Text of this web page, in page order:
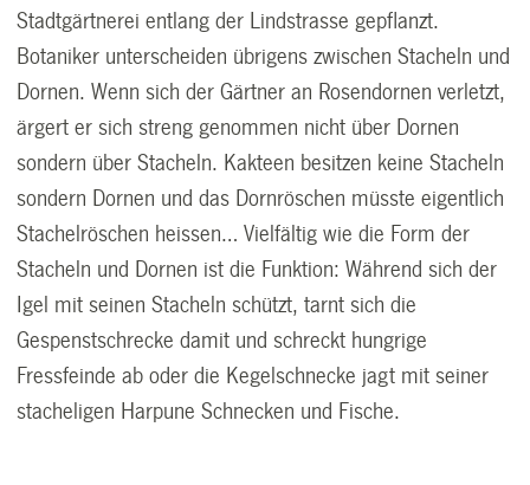
Stadtgärtnerei entlang der Lindstrasse gepflanzt.
Botaniker unterscheiden übrigens zwischen Stacheln und
Dornen. Wenn sich der Gärtner an Rosendornen verletzt,
ärgert er sich streng genommen nicht über Dornen
sondern über Stacheln. Kakteen besitzen keine Stacheln
sondern Dornen und das Dornröschen müsste eigentlich
Stachelröschen heissen… Vielfältig wie die Form der
Stacheln und Dornen ist die Funktion: Während sich der
Igel mit seinen Stacheln schützt, tarnt sich die
Gespenstschrecke damit und schreckt hungrige
Fressfeinde ab oder die Kegelschnecke jagt mit seiner
stacheligen Harpune Schnecken und Fische.